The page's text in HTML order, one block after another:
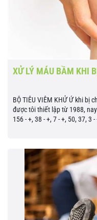
XỬ LÝ MÁU BẦM
BỘ TIÊU VIÊM KHỬ Ứ khi bị
được tôi thiết lập từ 1988,
156 - +, 38 - +, 7 - +, 50, 37, 3